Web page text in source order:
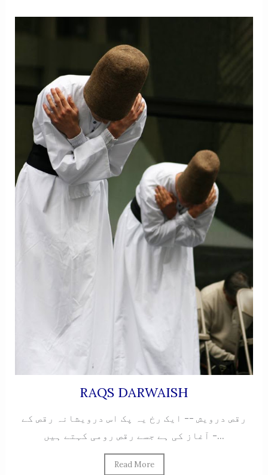
RAQS DARWAISH
رقص درویش -- ایک رخ یہ پک اس درویشانہ رقص کے
آغاز کی ہے جسے رقص رومی کہتے ہیں -...
Read More